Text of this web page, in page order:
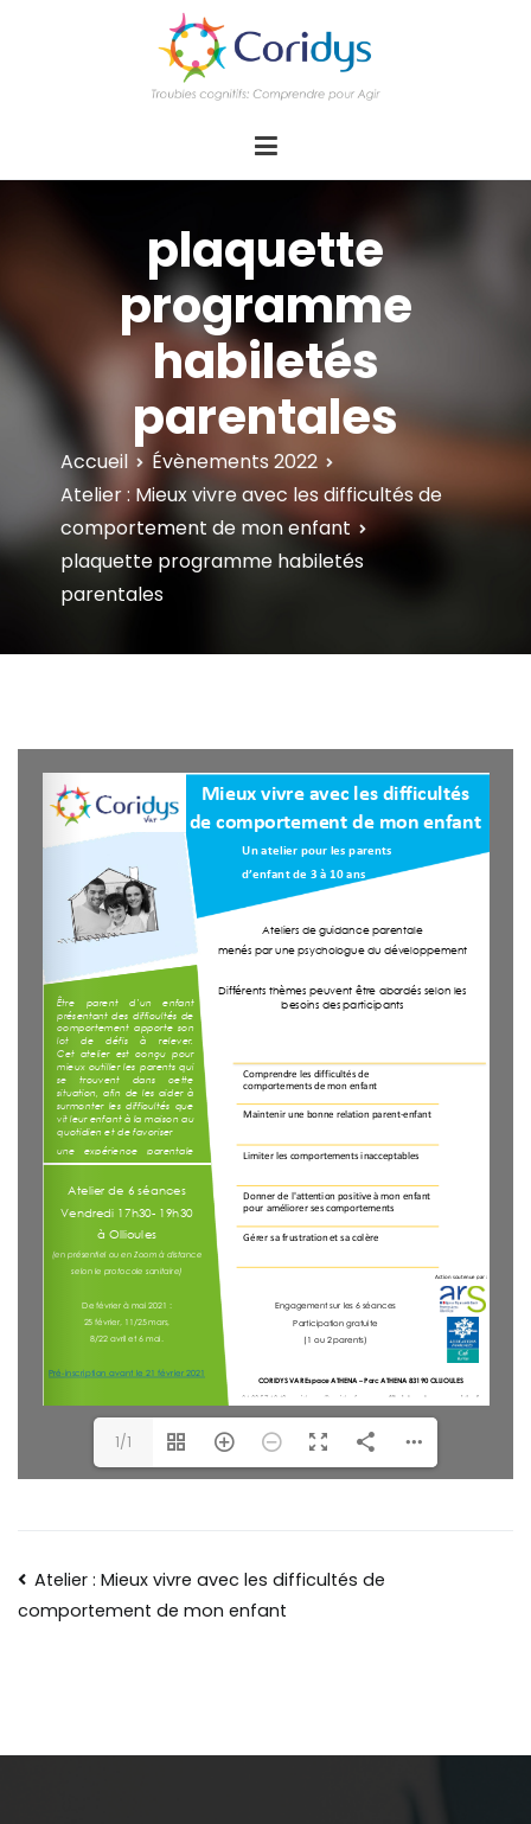
d'actions Information Accompagnement
Innovation/E­xpertise Formations autour des
plaquette
programme
habiletés
parentales
Accueil
Évènements 2022
Atelier : Mieux vivre avec les difficultés de
comportement de mon enfant
plaquette programme habiletés
parentales
1/1
Atelier : Mieux vivre avec les difficultés de
comportement de mon enfant